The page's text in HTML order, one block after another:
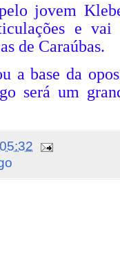
jovem
e vai
de Caraúbas.
a base da
será um
05:32